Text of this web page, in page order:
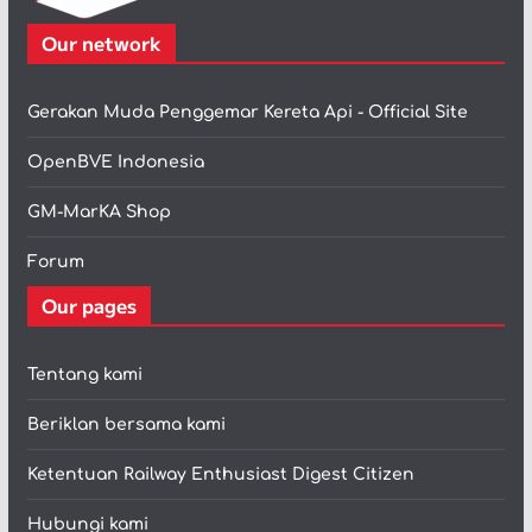
Our network
Gerakan Muda Penggemar Kereta Api - Official Site
OpenBVE Indonesia
GM-MarKA Shop
Forum
Our pages
Tentang kami
Beriklan bersama kami
Ketentuan Railway Enthusiast Digest Citizen
Hubungi kami